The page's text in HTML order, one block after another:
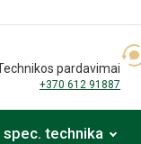
pardavimai
+370 612 91887
spec. technika